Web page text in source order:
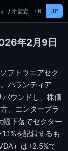
リオ監査 EN JP
年2月9日
フトウエアセク
パランティア
バウンドし、株価
、エンタープラ
幅下落でセクター
を記録するも
）は+2.5%で